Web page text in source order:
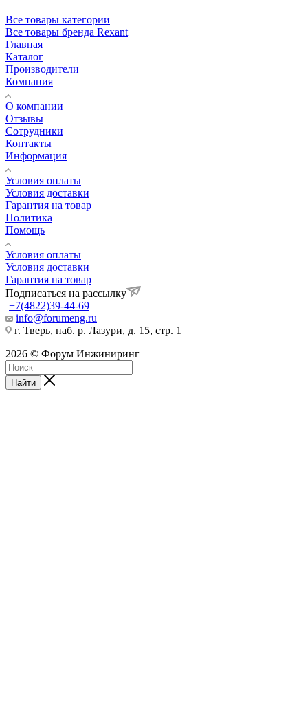
Все товары категории
Все товары бренда Rexant
Главная
Каталог
Производители
Компания
О компании
Отзывы
Сотрудники
Контакты
Информация
Условия оплаты
Условия доставки
Гарантия на товар
Политика
Помощь
Условия оплаты
Условия доставки
Гарантия на товар
Подписаться на рассылку
+7(4822)39-44-69
info@forumeng.ru
г. Тверь, наб. р. Лазури, д. 15, стр. 1
2026 © Форум Инжиниринг
Найти